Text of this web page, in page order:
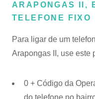
ARAPONGAS II,
TELEFONE FIXO
Para ligar de um
Arapongas II, use este
0 + Código da
do telefone no